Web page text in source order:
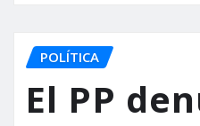
POLÍTICA
El PP